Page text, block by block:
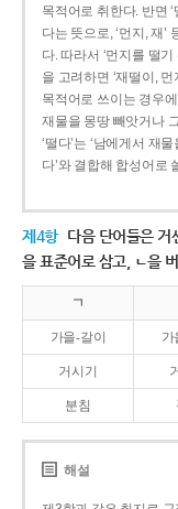
목적어로 취한다. 반면
다는 뜻으로, ‘먼지, 재
다. 따라서 ‘먼지를 떨
을 고려하면 ‘재떨이, 먼
목적어로 쓰이는 경우
재물을 몽땅 빼앗거나
‘떨다’는 ‘남에게서 재
다’와 결합해 합성어로
제4항 다음 단어들은 거
을 표준어로 삼고, ㄴ을
ㄱ
가을-갈이 가
거시기
분침
해설